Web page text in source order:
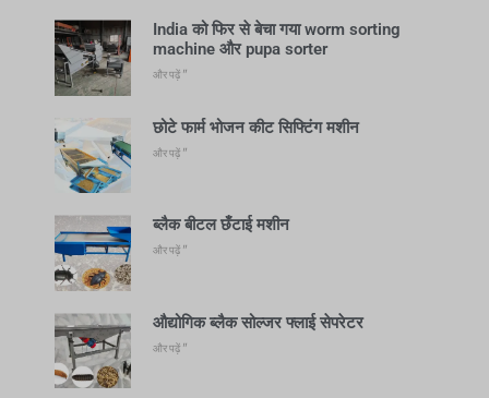
India को फिर से बेचा गया worm sorting
machine और pupa sorter
और पढ़ें "
छोटे फार्म भोजन कीट सिफ्टिंग मशीन
और पढ़ें "
ब्लैक बीटल छँटाई मशीन
और पढ़ें "
औद्योगिक ब्लैक सोल्जर फ्लाई सेपरेटर
और पढ़ें "